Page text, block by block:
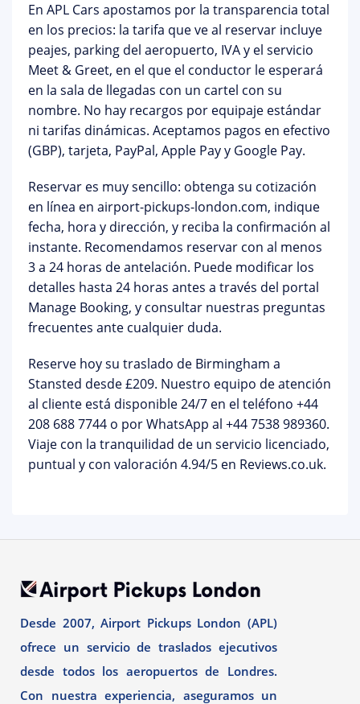
En APL Cars apostamos por la transparencia total
en los precios: la tarifa que ve al reservar incluye
peajes, parking del aeropuerto, IVA y el servicio
Meet & Greet, en el que el conductor le esperará
en la sala de llegadas con un cartel con su
nombre. No hay recargos por equipaje estándar
ni tarifas dinámicas. Aceptamos pagos en efectivo
(GBP), tarjeta, PayPal, Apple Pay y Google Pay.
Reservar es muy sencillo: obtenga su cotización
en línea en airport-pickups-london.com, indique
fecha, hora y dirección, y reciba la confirmación al
instante. Recomendamos reservar con al menos
3 a 24 horas de antelación. Puede modificar los
detalles hasta 24 horas antes a través del portal
Manage Booking, y consultar nuestras preguntas
frecuentes ante cualquier duda.
Reserve hoy su traslado de Birmingham a
Stansted desde £209. Nuestro equipo de atención
al cliente está disponible24/7 en el teléfono +44
208 688 7744 o por WhatsApp al +44 7538 989360.
Viaje con la tranquilidad de un servicio licenciado,
puntual y con valoración 4.94/5 en Reviews.co.uk.
Desde 2007, Airport Pickups London (APL)
ofrece un servicio de traslados ejecutivos
desde todos los aeropuertos de Londres.
Con nuestra experiencia, aseguramos un